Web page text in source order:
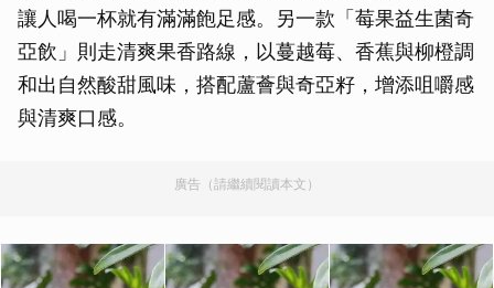
讓人喝一杯就有滿滿飽足感。另一款「莓果益生菌奇
亞飲」則走清爽果香路線，以蔓越莓、香蕉與柳橙調
和出自然酸甜風味，搭配蘆薈與奇亞籽，增添咀嚼感
與清爽口感。
廣告（請繼續閱讀本文）